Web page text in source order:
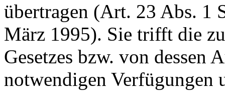
übertragen (Art. 23 Abs. 1
März 1995). Sie trifft die
Gesetzes bzw. von dessen
notwendigen Verfügungen